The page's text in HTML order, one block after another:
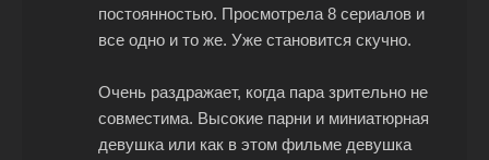
постоянностью. Просмотрела 8 сериалов и
все одно и то же. Уже становится скучно.
Очень раздражает, когда пара зрительно не
совместима. Высокие парни и миниатюрная
девушка или как в этом фильме девушка